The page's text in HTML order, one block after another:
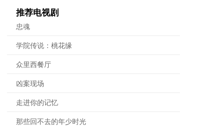
推荐电视剧
忠魂
学院传说：桃花缘
众里西餐厅
凶案现场
走进你的记忆
那些回不去的年少时光